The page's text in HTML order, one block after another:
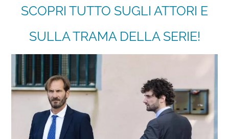
SCOPRI TUTTO SUGLI ATTORI E
SULLA TRAMA DELLA SERIE!